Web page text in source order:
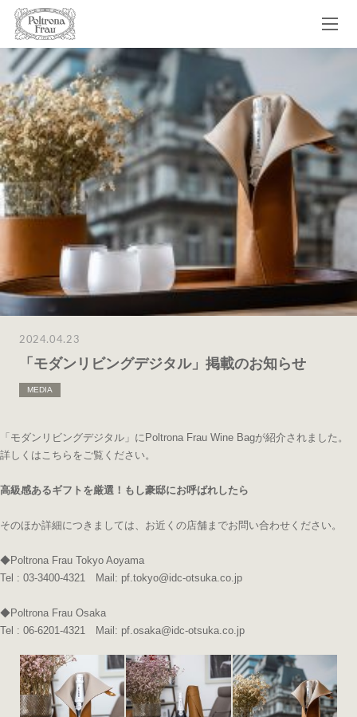
2024.04.23
「モダンリビングデジタル」掲載のお知らせ
MEDIA
「モダンリビングデジタル」にPoltrona Frau Wine Bagが紹介されました。
詳しくはこちらをご覧ください。
高級感あるギフトを厳選！もし豪邸にお呼ばれしたら
そのほか詳細につきましては、お近くの店舗までお問い合わせください。
◆Poltrona Frau Tokyo Aoyama
Tel : 03-3400-4321 Mail: pf.tokyo@idc-otsuka.co.jp
◆Poltrona Frau Osaka
Tel : 06-6201-4321 Mail: pf.osaka@idc-otsuka.co.jp